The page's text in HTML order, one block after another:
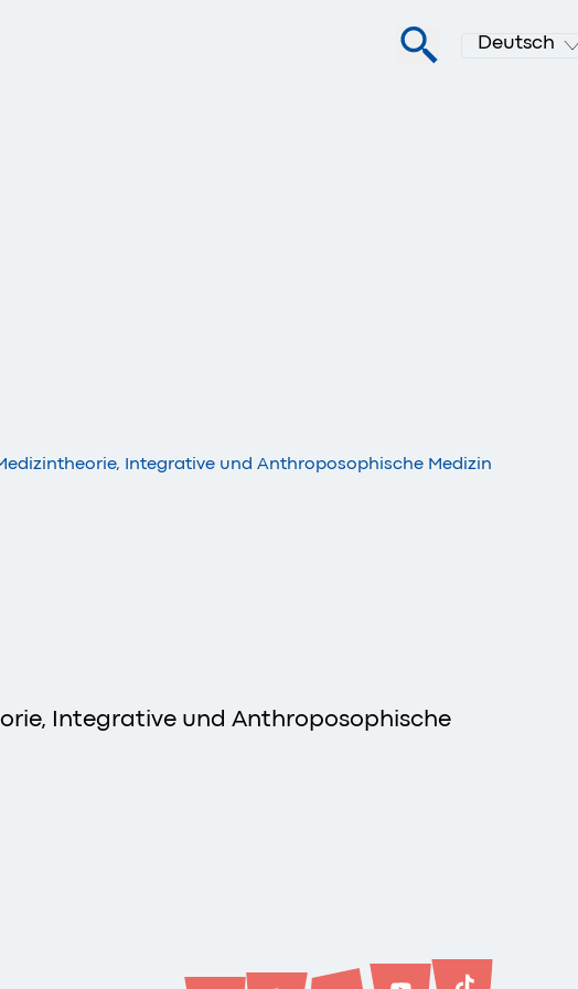
Deutsch
Integrative und Anthroposophische Medizin
Integrative und Anthroposophische